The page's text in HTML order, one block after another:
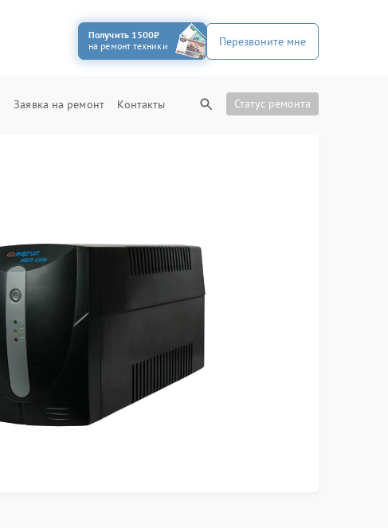
Получить 1500₽
на ремонт техники
Перезвоните мне
Заявка на ремонт Контакты Статус ремонта